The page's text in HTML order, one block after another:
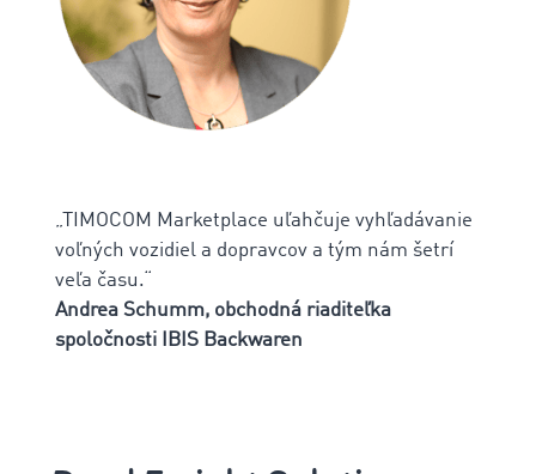
„TIMOCOM Marketplace uľahčuje vyhľadávanie
voľných vozidiel a dopravcov a tým nám šetrí
veľa času.“
Andrea Schumm, obchodná riaditeľka
spoločnosti IBIS Backwaren